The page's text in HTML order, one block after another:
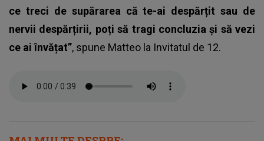
ce treci de supărarea că te-ai despărțit sau de
nervii despărțirii, poți să tragi concluzia și să vezi
ce ai învățat”, spune Matteo la Invitatul de 12.